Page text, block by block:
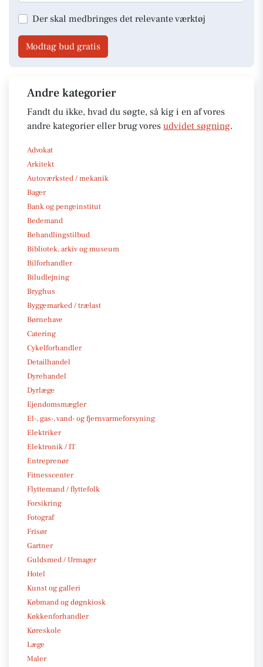
Der skal medbringes det relevante værktøj
Modtag bud gratis
Andre kategorier
Fandt du ikke, hvad du søgte, så kig i en af vores
andre kategorier eller brug vores udvidet søgning.
Advokat
Arkitekt
Autoværksted / mekanik
Bager
Bank og pengeinstitut
Bedemand
Behandlingstilbud
Bibliotek, arkiv og museum
Bilforhandler
Biludlejning
Bryghus
Byggemarked / trælast
Børnehave
Catering
Cykelforhandler
Detailhandel
Dyrehandel
Dyrlæge
Ejendomsmægler
El-, gas-, vand- og fjernvarmeforsyning
Elektriker
Elektronik / IT
Entreprenør
Fitnesscenter
Flyttemand / flyttefolk
Forsikring
Fotograf
Frisør
Gartner
Guldsmed / Urmager
Hotel
Kunst og galleri
Købmand og døgnkiosk
Køkkenforhandler
Køreskole
Læge
Maler